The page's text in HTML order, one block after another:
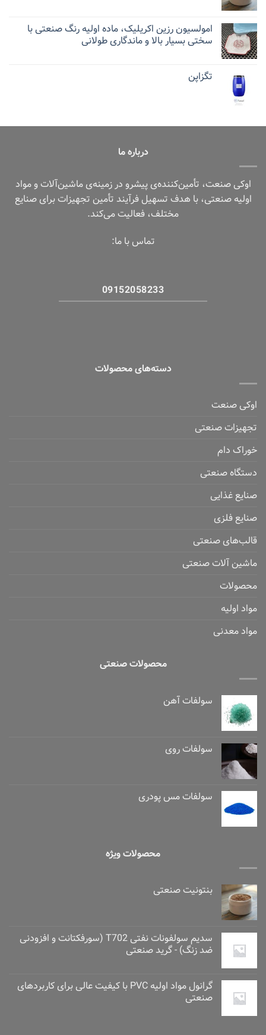
امولسیون رزین اکریلیک، ماده اولیه رنگ صنعتی با
سختی بسیار بالا و ماندگاری طولانی
تگزاپن
درباره ما
اوکی صنعت، تأمین‌کننده‌ی پیشرو در زمینه‌ی ماشین‌آلات و مواد
اولیه صنعتی، با هدف تسهیل فرآیند تأمین تجهیزات برای صنایع
مختلف، فعالیت می‌کند.
تماس با ما:
09152058233
دسته‌های محصولات
اوکی صنعت
تجهیزات صنعتی
خوراک دام
دستگاه صنعتی
صنایع غذایی
صنایع فلزی
قالب‌های صنعتی
ماشین آلات صنعتی
محصولات
مواد اولیه
مواد معدنی
محصولات صنعتی
سولفات آهن
سولفات روی
سولفات مس پودری
محصولات ویژه
بنتونیت صنعتی
سدیم سولفونات نفتی T702 (سورفکتانت و افزودنی
ضد زنگ) - گرید صنعتی
گرانول مواد اولیه PVC با کیفیت عالی برای کاربردهای
صنعتی